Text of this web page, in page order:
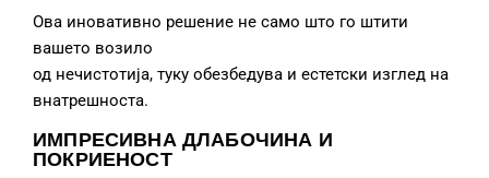
Ова иновативно решение не само што го штити
вашето возило
од нечистотија, туку обезбедува и естетски изглед на
внатрешноста.
ИМПРЕСИВНА ДЛАБОЧИНА И
ПОКРИЕНОСТ